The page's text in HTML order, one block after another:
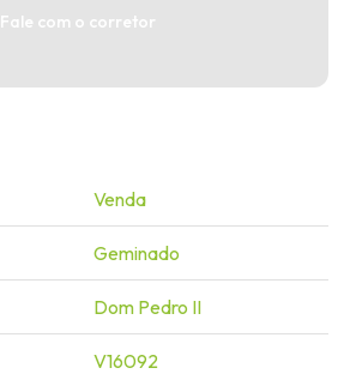
Fale com o corretor
Venda
Geminado
Dom Pedro II
V16092